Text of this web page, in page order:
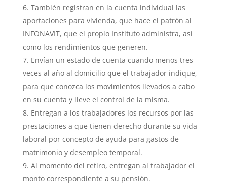
También registran en la cuenta individual las
aportaciones para vivienda, que hace el patrón al
INFONAVIT, que el propio Instituto administra, así
como los rendimientos que generen.
Envían un estado de cuenta cuando menos tres
veces al año al domicilio que el trabajador indique,
para que conozca los movimientos llevados a cabo
en su cuenta y lleve el control de la misma.
Entregan a los trabajadores los recursos por las
prestaciones a que tienen derecho durante su vida
laboral por concepto de ayuda para gastos de
matrimonio y desempleo temporal.
Al momento del retiro, entregan al trabajador el
monto correspondiente a su pensión.